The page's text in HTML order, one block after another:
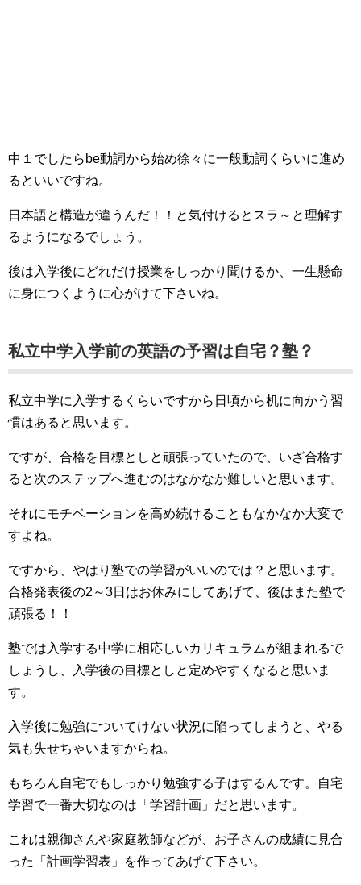
中１でしたらbe動詞から始め徐々に一般動詞くらいに進め
るといいですね。
日本語と構造が違うんだ！！と気付けるとスラ～と理解す
るようになるでしょう。
後は入学後にどれだけ授業をしっかり聞けるか、一生懸命
に身につくように心がけて下さいね。
私立中学入学前の英語の予習は自宅？塾？
私立中学に入学するくらいですから日頃から机に向かう習
慣はあると思います。
ですが、合格を目標としと頑張っていたので、いざ合格す
ると次のステップへ進むのはなかなか難しいと思います。
それにモチベーションを高め続けることもなかなか大変で
すよね。
ですから、やはり塾での学習がいいのでは？と思います。
合格発表後の2～3日はお休みにしてあげて、後はまた塾で
頑張る！！
塾では入学する中学に相応しいカリキュラムが組まれるで
しょうし、入学後の目標としと定めやすくなると思いま
す。
入学後に勉強についてけない状況に陥ってしまうと、やる
気も失せちゃいますからね。
もちろん自宅でもしっかり勉強する子はするんです。自宅
学習で一番大切なのは「学習計画」だと思います。
これは親御さんや家庭教師などが、お子さんの成績に見合
った「計画学習表」を作ってあげて下さい。